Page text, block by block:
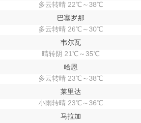
多云转晴 22℃～38℃
巴塞罗那
多云转晴 26℃～30℃
韦尔瓦
晴转阴 21℃～35℃
哈恩
多云转晴 23℃～38℃
莱里达
小雨转晴 23℃～36℃
马拉加